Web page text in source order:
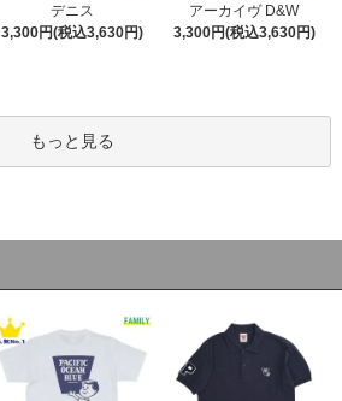
デニス
3,300円(税込3,630円)
アーカイヴ D&W
3,300円(税込3,630円)
もっと見る